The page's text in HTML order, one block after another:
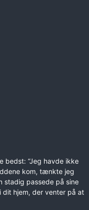
bedst: “Jeg havde ikke
kom, tænkte jeg
stadig passede på sine
dit hjem, der venter på at